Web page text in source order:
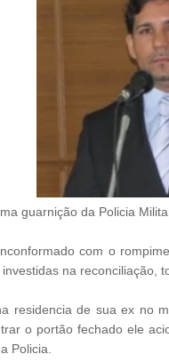
guarnição da Policia
com o
na reconciliação,
residencia de sua ex no
o portão fechado ele
Policia.